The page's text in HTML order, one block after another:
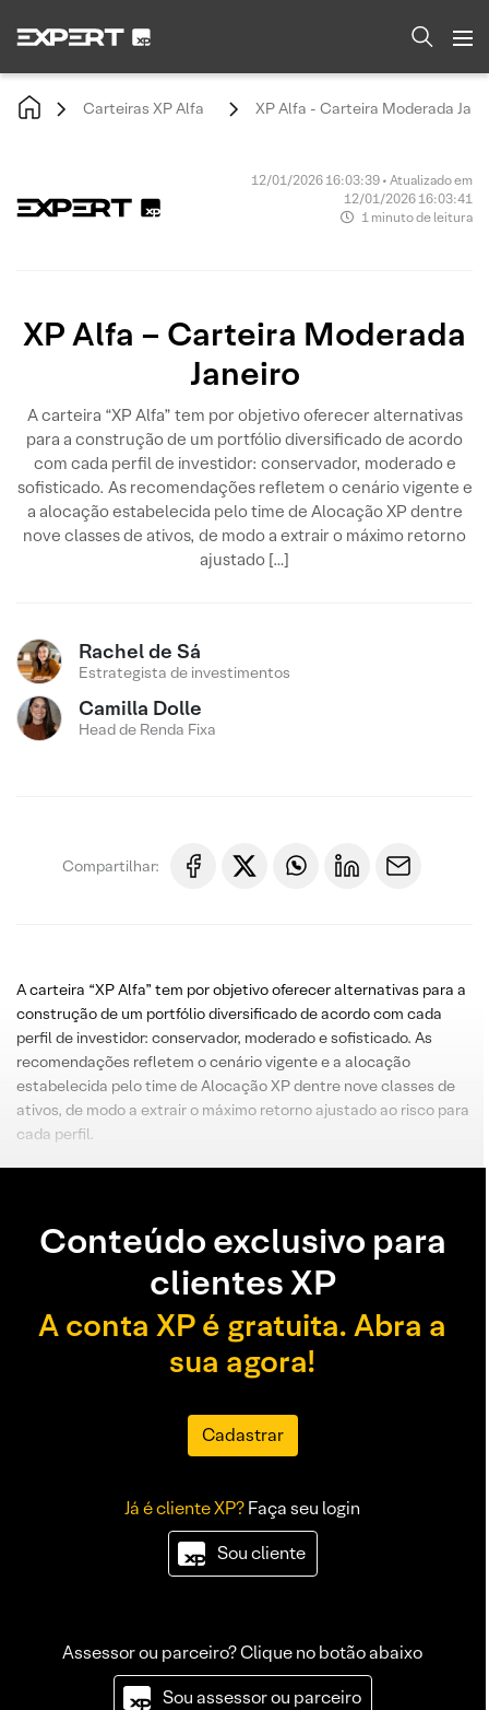
Carteiras XP Alfa XP Alfa - Carteira Moderada
12/01/2026 16:03:39 • Atualizado em
12/01/2026 16:03:41
1 minuto de leitura
XP Alfa – Carteira Moderada
Janeiro
A carteira “XP Alfa” tem por objetivo oferecer alternativas
para a construção de um portfólio diversificado de acordo
com cada perfil de investidor: conservador, moderado e
sofisticado. As recomendações refletem o cenário vigente e
a alocação estabelecida pelo time de Alocação XP dentre
nove classes de ativos, de modo a extrair o máximo retorno
ajustado […]
Rachel de Sá
Estrategista de investimentos
Camilla Dolle
Head de Renda Fixa
Compartilhar:
A carteira “XP Alfa” tem por objetivo oferecer alternativas para a
construção de um portfólio diversificado de acordo com cada
perfil de investidor: conservador, moderado e sofisticado. As
recomendações refletem o cenário vigente e a alocação
estabelecida pelo time de Alocação XP dentre nove classes de
ativos, de modo a extrair o máximo retorno ajustado ao risco para
cada perfil.
Conteúdo exclusivo para
clientes XP
A conta XP é gratuita. Abra a
sua agora!
Cadastrar
Já é cliente XP?Faça seu login
Sou cliente
Assessor ou parceiro? Clique no botão abaixo
Sou assessor ou parceiro